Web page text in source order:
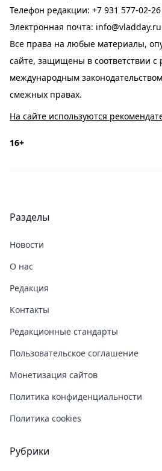
Телефон редакции: +7 931 577-02-26
Электронная почта: info@vladday.ru
Все права на любые материалы,
сайте, защищены в соответствии с
международным
смежных правах.
На сайте используются
16+
Разделы
Новости
О нас
Редакция
Контакты
Редакционные стандарты
Пользовательское соглашение
Монетизация сайтов
Политика конфиденциальности
Политика cookies
Рубрики